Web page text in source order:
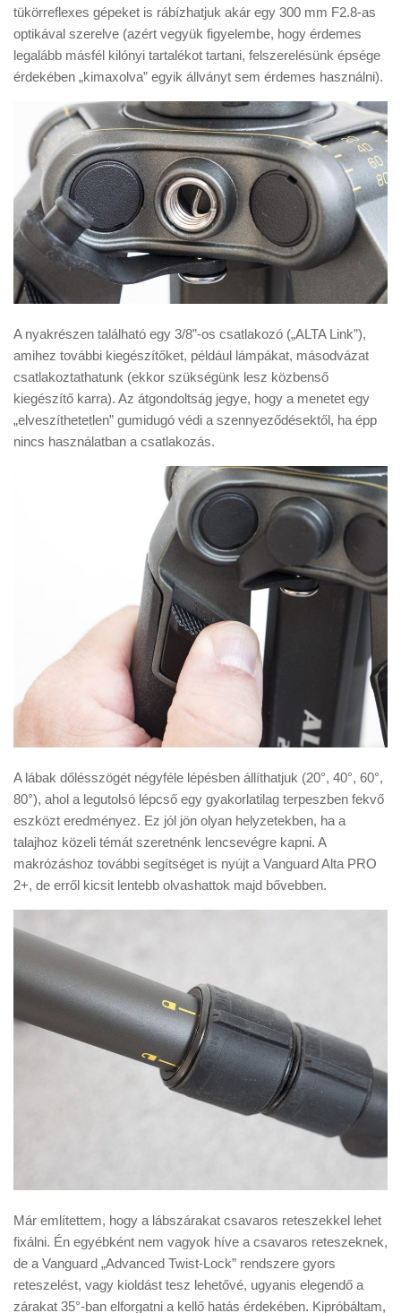
tükörreflexes gépeket is rábízhatjuk akár egy 300 mm F2.8-as
optikával szerelve (azért vegyük figyelembe, hogy érdemes
legalább másfél kilónyi tartalékot tartani, felszerelésünk épsége
érdekében „kimaxolva” egyik állványt sem érdemes használni).
A nyakrészen található egy 3/8”-os csatlakozó („ALTA Link”),
amihez további kiegészítőket, például lámpákat, másodvázat
csatlakoztathatunk (ekkor szükségünk lesz közbenső
kiegészítő karra). Az átgondoltság jegye, hogy a menetet egy
„elveszíthetetlen” gumidugó védi a szennyeződésektől, ha épp
nincs használatban a csatlakozás.
A lábak dőlésszögét négyféle lépésben állíthatjuk (20°, 40°, 60°,
80°), ahol a legutolsó lépcső egy gyakorlatilag terpeszben fekvő
eszközt eredményez. Ez jól jön olyan helyzetekben, ha a
talajhoz közeli témát szeretnénk lencsevégre kapni. A
makrózáshoz további segítséget is nyújt a Vanguard Alta PRO
2+, de erről kicsit lentebb olvashattok majd bővebben.
Már említettem, hogy a lábszárakat csavaros reteszekkel lehet
fixálni. Én egyébként nem vagyok híve a csavaros reteszeknek,
de a Vanguard „Advanced Twist-Lock” rendszere gyors
reteszelést, vagy kioldást tesz lehetővé, ugyanis elegendő a
zárakat 35°-ban elforgatni a kellő hatás érdekében. Kipróbáltam,